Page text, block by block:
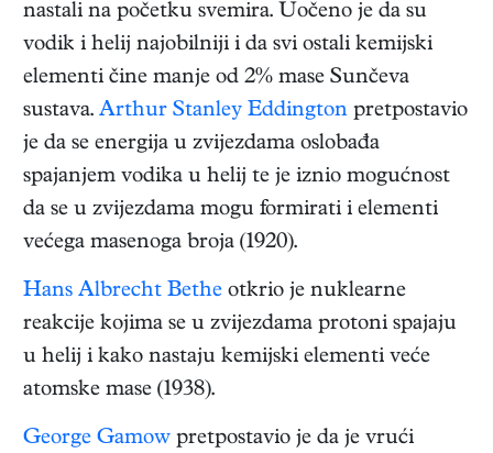
nastali na početku svemira. Uočeno je da su
vodik i helij najobilniji i da svi ostali kemijski
elementi čine manje od 2% mase Sunčeva
sustava. Arthur Stanley Eddington pretpostavio
je da se energija u zvijezdama oslobađa
spajanjem vodika u helij te je iznio mogućnost
da se u zvijezdama mogu formirati i elementi
većega masenoga broja (1920).
Hans Albrecht Bethe otkrio je nuklearne
reakcije kojima se u zvijezdama protoni spajaju
u helij i kako nastaju kemijski elementi veće
atomske mase (1938).
George Gamow pretpostavio je da je vrući